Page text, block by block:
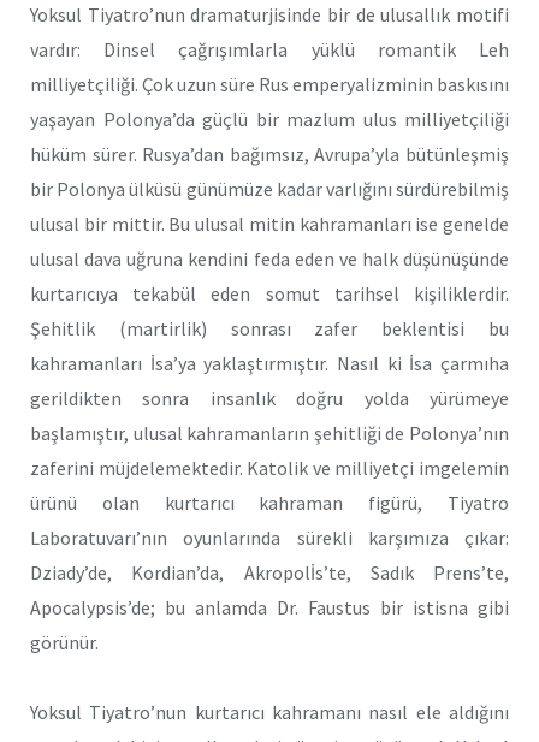
Yoksul Tiyatro’nun dramaturjisinde bir de ulusallık motifi
vardır: Dinsel çağrışımlarla yüklü romantik Leh
milliyetçiliği. Çok uzun süre Rus emperyalizminin baskısını
yaşayan Polonya’da güçlü bir mazlum ulus milliyetçiliği
hüküm sürer. Rusya’dan bağımsız, Avrupa’yla bütünleşmiş
bir Polonya ülküsü günümüze kadar varlığını sürdürebilmiş
ulusal bir mittir. Bu ulusal mitin kahramanları ise genelde
ulusal dava uğruna kendini feda eden ve halk düşünüşünde
kurtarıcıya tekabül eden somut tarihsel kişiliklerdir.
Şehitlik (martirlik) sonrası zafer beklentisi bu
kahramanları İsa’ya yaklaştırmıştır. Nasıl ki İsa çarmıha
gerildikten sonra insanlık doğru yolda yürümeye
başlamıştır, ulusal kahramanların şehitliği de Polonya’nın
zaferini müjdelemektedir. Katolik ve milliyetçi imgelemin
ürünü olan kurtarıcı kahraman figürü, Tiyatro
Laboratuvarı’nın oyunlarında sürekli karşımıza çıkar:
Dziady’de, Kordian’da, Akropolİs’te, Sadık Prens’te,
Apocalypsis’de; bu anlamda Dr. Faustus bir istisna gibi
görünür.
Yoksul Tiyatro’nun kurtarıcı kahramanı nasıl ele aldığını